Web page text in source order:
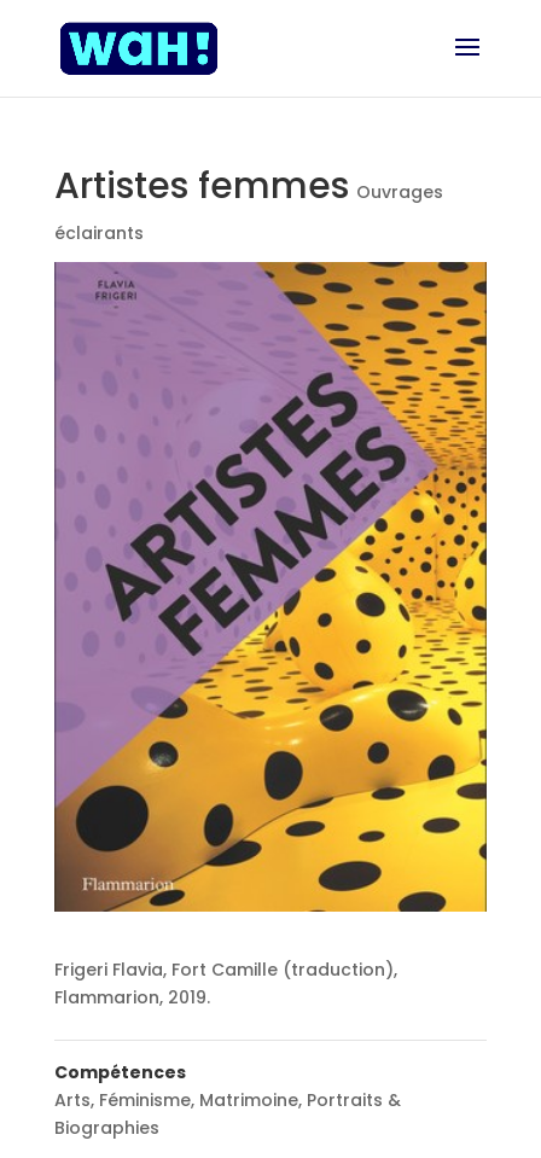
Artistes femmes Ouvrages
éclairants
Frigeri Flavia, Fort Camille (traduction),
Flammarion, 2019.
Compétences
Arts, Féminisme, Matrimoine, Portraits &
Biographies